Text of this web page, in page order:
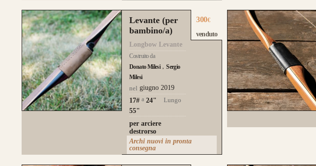
Levante (per
bambino/a)
Longbow Levante
Costruito da
Donato Milesi
Sergio
Milesi
nel giugno 2019
17# a 24"
Lungo
55"
per arciere
destrorso
300€
venduto
Archi nuovi in pronta
consegna